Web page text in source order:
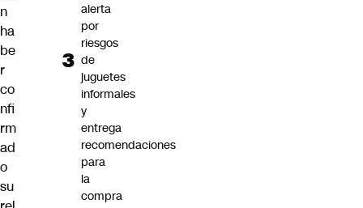
n
ha
be
r
co
nfi
rm
ad
o
su
alerta
por
riesgos
de
juguetes
informales
y
entrega
recomendaciones
para
la
compra